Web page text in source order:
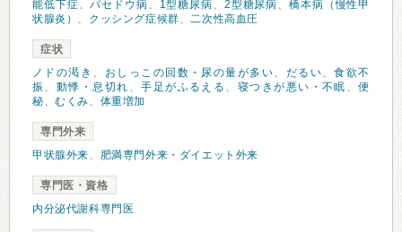
能低下症、バセドウ病、 1型糖尿病、 2型糖尿病、橋本病（慢性甲
状腺炎） 、 クッシング症候群、二次性高血圧
症状
ノドの渇き 、 おしっこの回数・尿の量が多い、 だるい、食欲不
振 、 動悸・息切れ 、手足がふるえる 、 寝つきが悪い・不眠 、便
秘、むくみ、 体重増加
専門外来
甲状腺外来、 肥満専門外来・ダイエット外来
専門医・資格
内分泌代謝科専門医